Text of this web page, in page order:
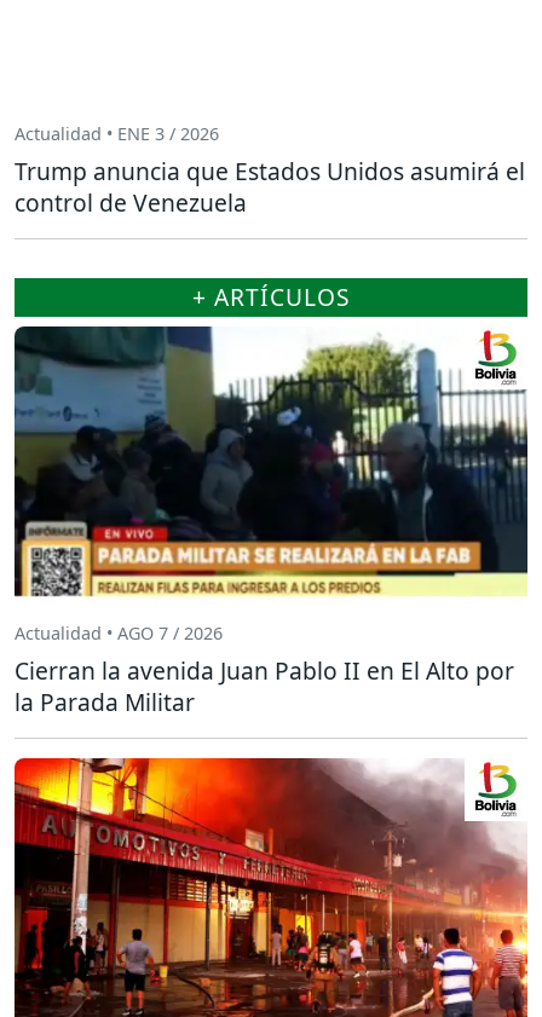
Actualidad • ENE 3 / 2026
Trump anuncia que Estados Unidos asumirá el
control de Venezuela
+ ARTÍCULOS
Actualidad • AGO 7 / 2026
Cierran la avenida Juan Pablo II en El Alto por
la Parada Militar